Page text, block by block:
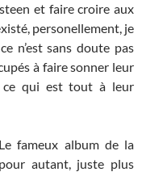
et faire croire aux
personellement, je
n’est sans doute pas
à faire sonner leur
ce qui est tout à leur
Le fameux album de la
autant, juste plus